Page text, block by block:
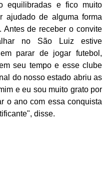
equilibradas e fico muito
ajudado de alguma forma
Antes de receber o convite
no São Luiz estive
parar de jogar futebol,
seu tempo e esse clube
do nosso estado abriu as
e eu sou muito grato por
o ano com essa conquista
disse.